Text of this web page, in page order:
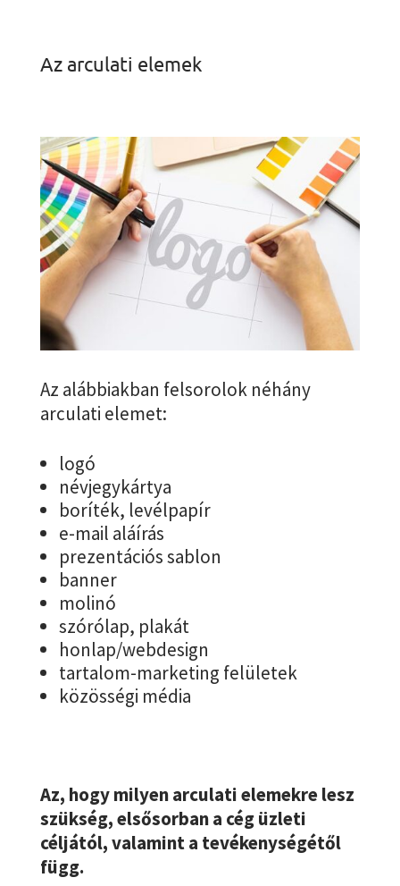
Az arculati elemek
Az alábbiakban felsorolok néhány
arculati elemet:
logó
névjegykártya
boríték, levélpapír
e-mail aláírás
prezentációs sablon
banner
molinó
szórólap, plakát
honlap/webdesign
tartalom-marketing felületek
közösségi média
Az, hogy milyen arculati elemekre lesz
szükség, elsősorban a cég üzleti
céljától, valamint a tevékenységétől
függ.